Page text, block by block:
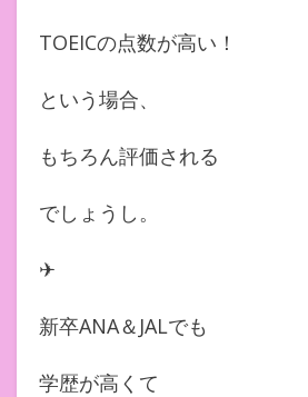
TOEICの点数が高い！
という場合、
もちろん評価される
でしょうし。
✈︎
新卒ANA＆JALでも
学歴が高くて